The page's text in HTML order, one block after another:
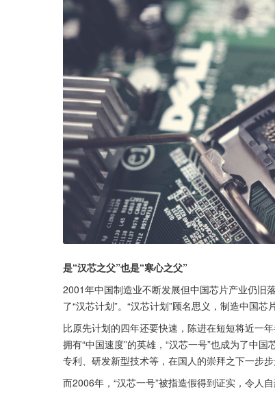
是“汉芯之父”也是“寒心之父”
2001年中国制造业不断发展但中国芯片产业仍旧
了“汉芯计划”。“汉芯计划”顾名思义，制造中国芯
比原先计划的四年还要快速，陈进在短短将近一
拥有“中国速度”的英雄，“汉芯一号”也成为了中
专利、研发新型技术等，在国人的崇拜之下一步步
而2006年，“汉芯一号”被指造假得到证实，令人